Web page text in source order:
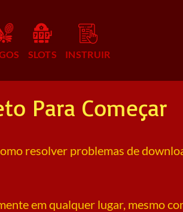
SLOTS INSTRUIR
Para Começar
resolver problemas de
em qualquer lugar, mesmo